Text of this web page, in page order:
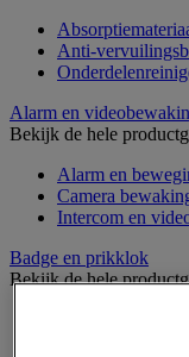
Anti-
Alarm en
Bekijk de hele
Alarm en
Camera
Intercom en
Badge en prikklok
Bekijk de hele